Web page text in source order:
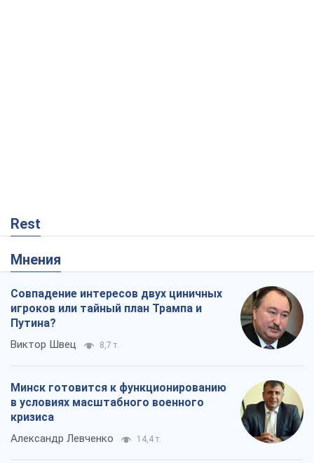
Rest
Мнения
Совпадение интересов двух циничных
игроков или тайный план Трампа и
Путина?
Виктор Швец 8,7 т.
Минск готовится к функционированию
в условиях масштабного военного
кризиса
Александр Левченко 14,4 т.